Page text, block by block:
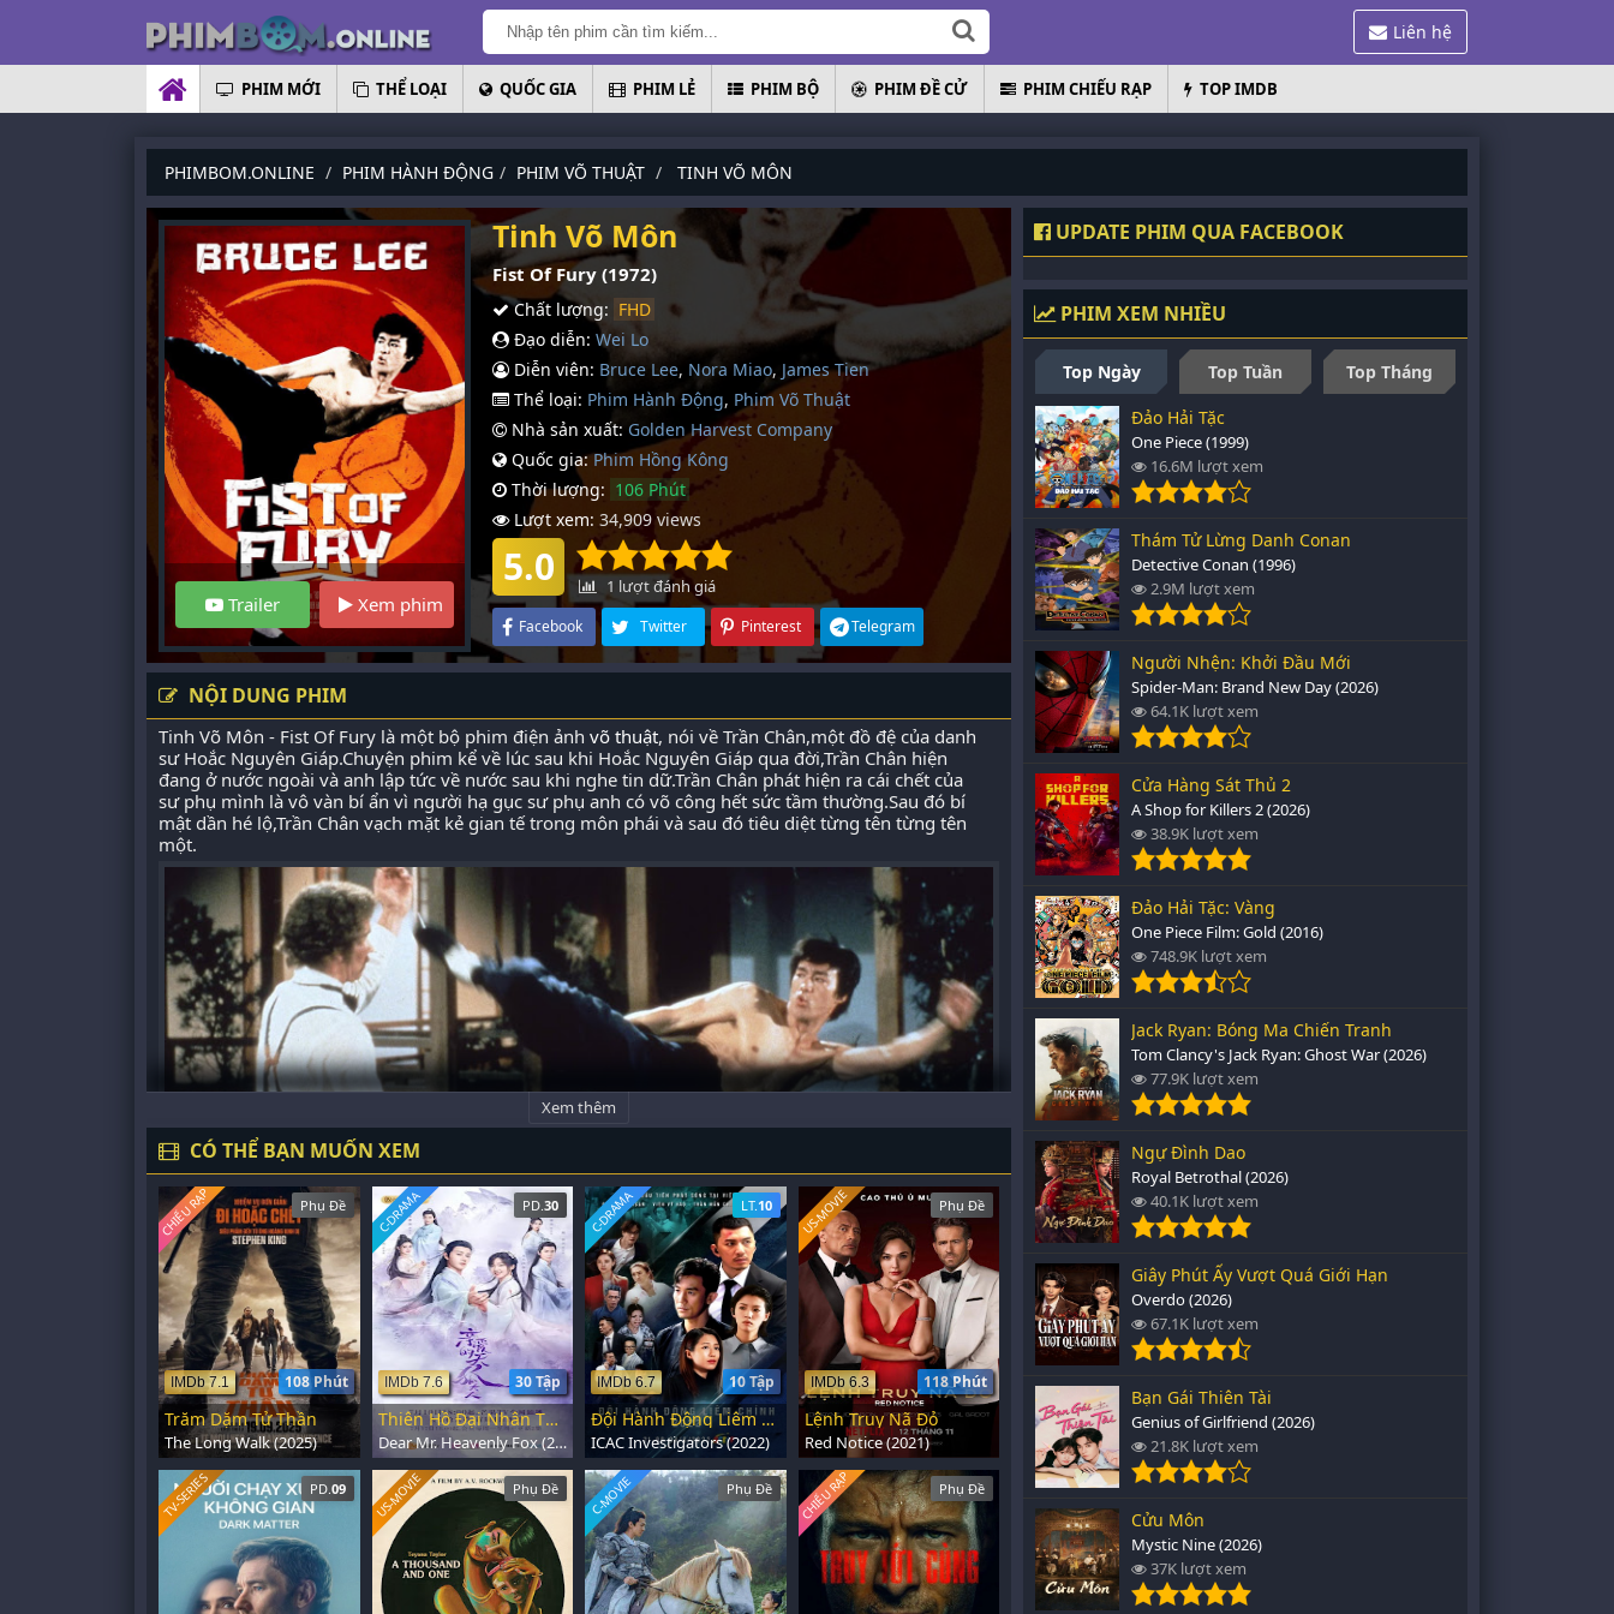
Liên hệ
PHIM MỚI THỂ LOẠI QUỐC GIA PHIM LẺ PHIM BỘ PHIM ĐỀ CỬ PHIM CHIẾU RẠP TOP IMDB
PHIMBOM.ONLINE PHIM HÀNH ĐỘNG PHIM VÕ THUẬT TINH VÕ MÔN
Trailer Xem phim
Tinh Võ Môn
Fist Of Fury (1972)
Chất lượng: FHD
Đạo diễn: Wei Lo
Diễn viên: Bruce Lee, Nora Miao, James Tien
Thể loại: Phim Hành Động, Phim Võ Thuật
Nhà sản xuất: Golden Harvest Company
Quốc gia: Phim Hồng Kông
Thời lượng: 106 Phút
Lượt xem: 34,909 views
5.0 1 lượt đánh giá
Facebook Twitter Pinterest Telegram
NỘI DUNG PHIM
Tinh Võ Môn - Fist Of Fury là một bộ phim điện ảnh võ thuật, nói về Trần Chân,một đồ đệ của danh
sư Hoắc Nguyên Giáp.Chuyện phim kể về lúc sau khi Hoắc Nguyên Giáp qua đời,Trần Chân hiện
đang ở nước ngoài và anh lập tức về nước sau khi nghe tin dữ.Trần Chân phát hiện ra cái chết của
sư phụ mình là vô vàn bí ẩn vì người hạ gục sư phụ anh có võ công hết sức tầm thường.Sau đó bí
mật dần hé lộ,Trần Chân vạch mặt kẻ gian tế trong môn phái và sau đó tiêu diệt từng tên từng tên
một.
Xem thêm
CÓ THỂ BẠN MUỐN XEM
Phụ Đề
108 Phút
IMDb 7.1
CHIẾU RẠP
Trăm Dặm Tử Thần
The Long Walk (2025)
PD. 30
30 Tập
IMDb 7.6
C-DRAMA
Thiên Hồ Đại Nhân Thân Yêu
Dear Mr. Heavenly Fox (2023)
LT. 10
10 Tập
IMDb 6.7
C-DRAMA
Đội Hành Động Liêm Chính
ICAC Investigators (2022)
Phụ Đề
118 Phút
IMDb 6.3
US-MOVIE
Lệnh Truy Nã Đỏ
Red Notice (2021)
PD. 09
TV-SERIES Phụ Đề
US-MOVIE Phụ Đề
C-MOVIE Phụ Đề
CHIẾU RẠP
UPDATE PHIM QUA FACEBOOK
PHIM XEM NHIỀU
Top Ngày Top Tuần
Top Tháng
Đảo Hải Tặc
One Piece (1999)
16.6M lượt xem
Thám Tử Lừng Danh Conan
Detective Conan (1996)
2.9M lượt xem
Người Nhện: Khởi Đầu Mới
Spider-Man: Brand New Day (2026)
64.1K lượt xem
Cửa Hàng Sát Thủ 2
A Shop for Killers 2 (2026)
38.9K lượt xem
Đảo Hải Tặc: Vàng
One Piece Film: Gold (2016)
748.9K lượt xem
Jack Ryan: Bóng Ma Chiến Tranh
Tom Clancy's Jack Ryan: Ghost War (2026)
77.9K lượt xem
Ngự Đình Dao
Royal Betrothal (2026)
40.1K lượt xem
Giây Phút Ấy Vượt Quá Giới Hạn
Overdo (2026)
67.1K lượt xem
Bạn Gái Thiên Tài
Genius of Girlfriend (2026)
21.8K lượt xem
Cửu Môn
Mystic Nine (2026)
37K lượt xem